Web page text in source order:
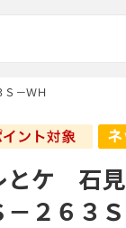
－ＷＨ
レとケ
２６３